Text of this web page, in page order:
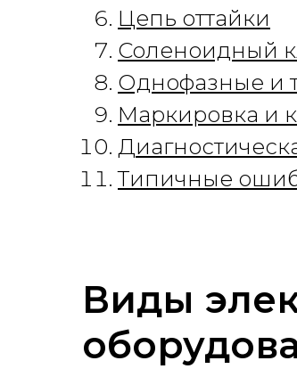
Цепь оттайки
Соленоидный
Однофазные и
Маркировка и
Типичные
Виды